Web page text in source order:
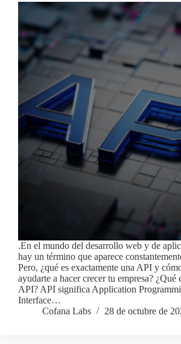
.En el mundo del desarrollo web y de
hay un término que aparece
Pero, ¿qué es exactamente una API y
ayudarte a hacer crecer tu empresa? ¿Qué
API? API significa Application
Interface…
Cofana Labs
28 de octubre de